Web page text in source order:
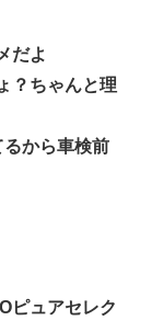
だよ
？ちゃんと理
るから車検前
ピュアセレク